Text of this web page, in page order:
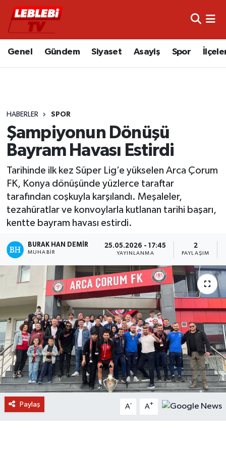
Genel Gündem Siyaset Asayiş Spor
HABERLER SPOR
Şampiyonun Dönüşü
Bayram Havası Estirdi
Tarihinde ilk kez Süper Lig’e yükselen Arca Çorum
FK, Konya dönüşünde yüzlerce taraftar
tarafından coşkuyla karşılandı. Meşaleler,
tezahüratlar ve konvoylarla kutlanan tarihi başarı,
kentte bayram havası estirdi.
BURAK HAN DEMIR
MUHABIR
25.05.2026 - 17:45
YAYINLANMA
2
PAYLAŞIM
Paylaş A- A+
Hava Durumu
Süper Lig Puan Durumu ve Fikstür
Tüm Manşetler
Son Dakika Haberleri
Haber Arşivi